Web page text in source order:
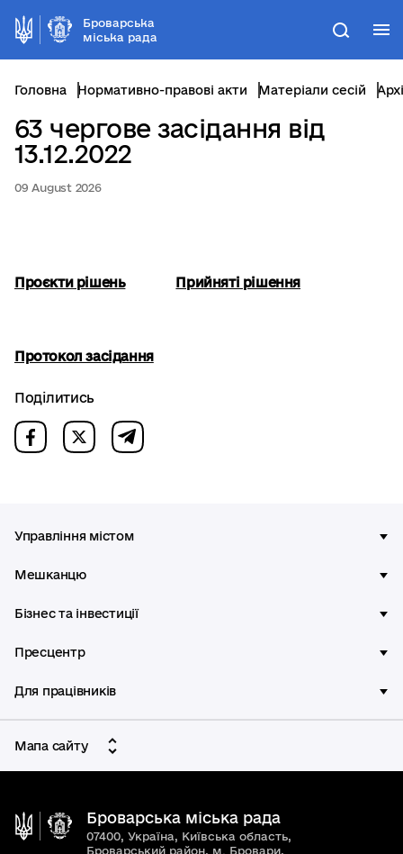
Броварська
міська рада
Пошук
Головна Нормативно-правові акти Матеріали сесій
63 чергове засідання від
13.12.2022
09 August 2026
Проєкти рішень Прийняті рішення
Протокол засідання
Поділитись
Управління містом
Мешканцю
Бізнес та інвестиції
Пресцентр
Для працівників
Мапа сайту
Броварська міська рада
07400, Україна, Київська область,
Броварський район, м. Бровари,